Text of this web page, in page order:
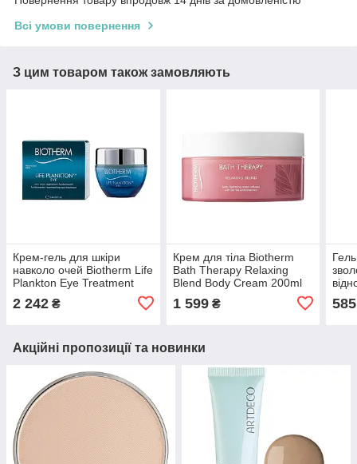
Всі умови повернення
З цим товаром також замовляють
Крем-гель для шкіри
навколо очей Biotherm Life
Plankton Eye Treatment
2 242 ₴
Крем для тіла Biotherm
Bath Therapy Relaxing
Blend Body Cream 200ml
1 599₴ 585
Акційні пропозиції та новинки